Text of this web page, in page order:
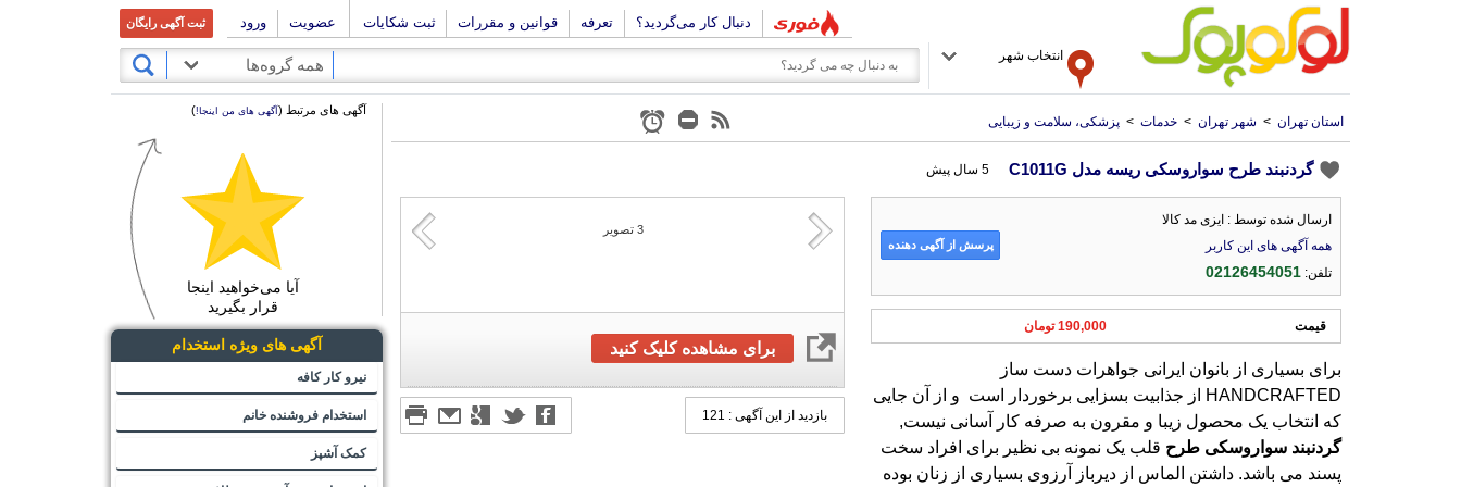
دنبال کار می‌گردید؟ تعرفه قوانین و مقررات ثبت شکایات عضویت ورود ثبت آگهی رایگان
انتخاب شهر
همه گروه‌ها
استان تهران > شهر تهران > خدمات > پزشکی، سلامت و زیبایی
گردنبند طرح سواروسکی ریسه مدل C1011G 5 سال پیش
3 تصویر
برای مشاهده کلیک کنید
بازدید از این آگهی : 121
ارسال شده توسط : ایزی مد کالا
همه آگهی های این کاربر
تلفن:02126454051
پرسش از آگهی دهنده
قیمت 190,000 تومان
برای بسیاری از بانوان ایرانی جواهرات دست ساز
HANDCRAFTED از جذابیت بسزایی برخوردار است و از آن جایی
که انتخاب یک محصول زیبا و مقرون به صرفه کار آسانی نیست,
گردنبند سواروسکی طرح قلب یک نمونه بی نظیر برای افراد سخت
پسند می باشد. داشتن الماس از دیرباز آرزوی بسیاری از زنان بوده
آگهی های مرتبط (آگهی های من اینجا!)
آیا می‌خواهید اینجا
قرار بگیرید
آگهی های ویژه استخدام
نیرو کار کافه
استخدام فروشنده خانم
کمک آشپز